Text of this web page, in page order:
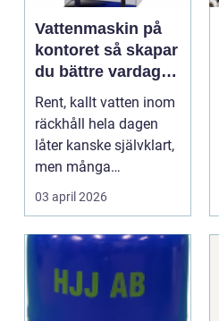
Vattenmaskin på
kontoret så skapar
du bättre vardag
med friskt vatten
Rent, kallt vatten inom
räckhåll hela dagen
låter kanske självklart,
men många
arbetsplatser saknar ...
03 april 2026